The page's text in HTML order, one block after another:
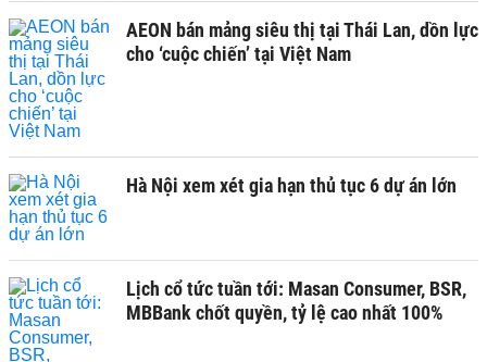
AEON bán mảng siêu thị tại Thái Lan, dồn lực
cho ‘cuộc chiến’ tại Việt Nam
Hà Nội xem xét gia hạn thủ tục 6 dự án lớn
Lịch cổ tức tuần tới: Masan Consumer, BSR,
MBBank chốt quyền, tỷ lệ cao nhất 100%